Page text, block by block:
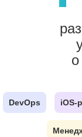
DevOps iOS-